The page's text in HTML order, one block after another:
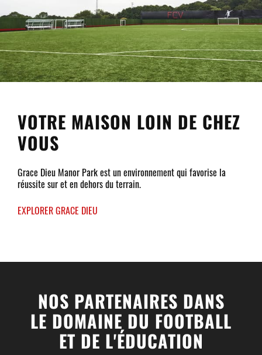
VOTRE MAISON LOIN DE CHEZ
VOUS
Grace Dieu Manor Park est un environnement qui favorise la
réussite sur et en dehors du terrain.
EXPLORER GRACE DIEU
NOS PARTENAIRES DANS
LE DOMAINE DU FOOTBALL
ET DE L'ÉDUCATION